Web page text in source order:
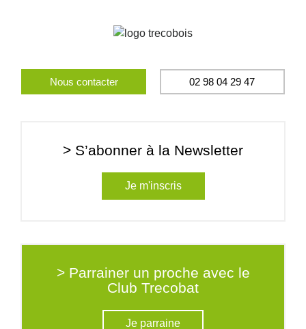
Nous contacter 02 98 04 29 47
> S’abonner à la Newsletter
Je m'inscris
> Parrainer un proche avec le
Club Trecobat
Je parraine